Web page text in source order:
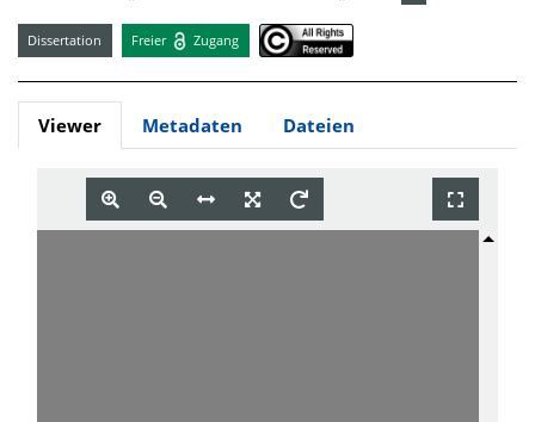
Dissertation Freier Zugang
Viewer Metadaten Dateien